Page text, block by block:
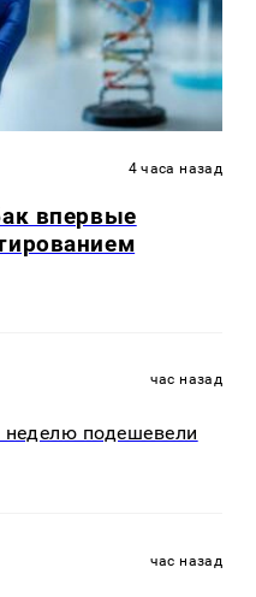
4 часа назад
впервые
час назад
подешевели
час назад